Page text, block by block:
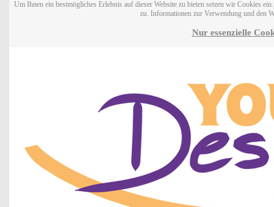
Um Ihnen ein bestmögliches Erlebnis auf dieser Website zu bieten setzen wir Cookies
zu. Informationen zur Verwendung und den
Nur essenzielle